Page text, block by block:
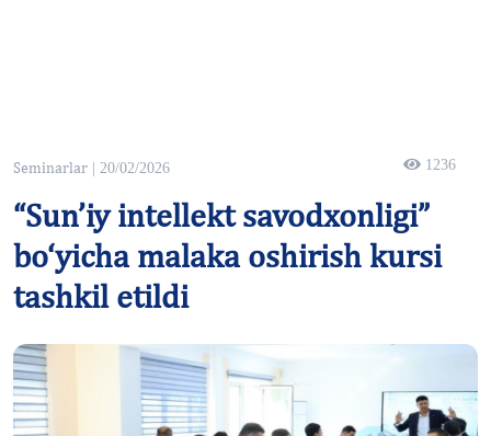
Seminarlar | 20/02/2026 1236
“Sun’iy intellekt savodxonligi”
bo‘yicha malaka oshirish kursi
tashkil etildi